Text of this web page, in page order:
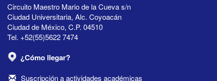
Circuito Maestro Mario de la Cueva s/n
Ciudad Universitaria, Alc. Coyoacán
Ciudad de México, C.P. 04510
Tel. +52(55)5622 7474
¿Cómo llegar?
Suscripción a actividades académicas